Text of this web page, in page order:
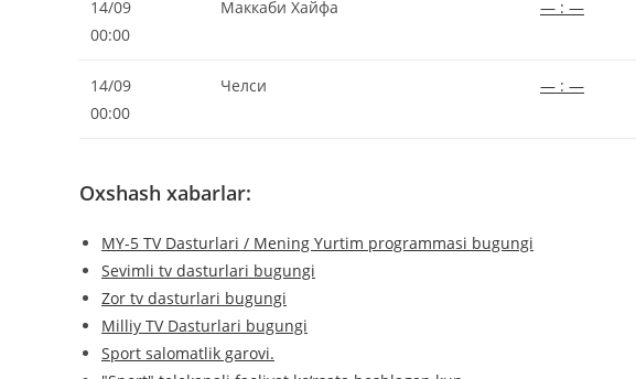
14/09
00:00
Маккаби Хайфа — : —
14/09
00:00
Челси — : —
Oxshash xabarlar:
MY-5 TV Dasturlari / Mening Yurtim programmasi bugungi
Sevimli tv dasturlari bugungi
Zor tv dasturlari bugungi
Milliy TV Dasturlari bugungi
Sport salomatlik garovi.